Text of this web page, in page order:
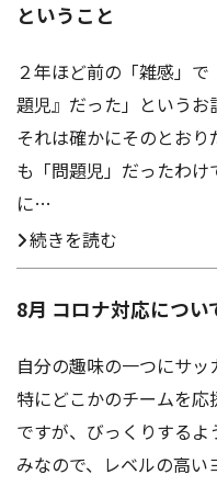
ということ
２年ほど前の「雑感」
題児』だった」というお
それは確かにそのとお
も「問題児」だったわ
に…
続きを読む
8月 コロナ対応につい
自分の趣味の一つにサッ
特にどこかのチームを
ですが、びっくりする
みなので、レベルの高